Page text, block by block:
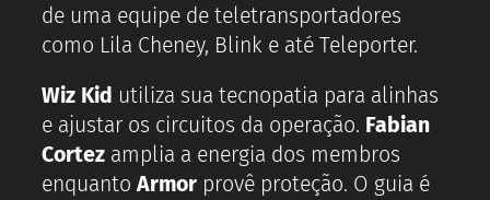
de uma equipe de teletransportadores
como Lila Cheney, Blink e até Teleporter.
Wiz Kid utiliza sua tecnopatia para alinhas
e ajustar os circuitos da operação. Fabian
Cortezamplia a energia dos membros
enquanto Armor provê proteção. O guia é